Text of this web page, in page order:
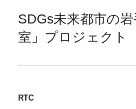
SDGs未来都市の
室」プロジェクト
RTC